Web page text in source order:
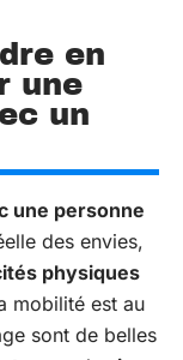
en
une
un
une personne
des envies,
physiques
mobilité est au
sont de belles